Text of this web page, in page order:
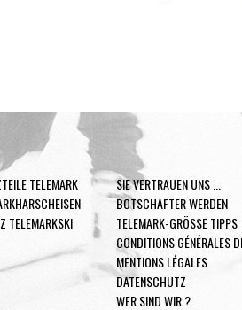
TELEMARK
TELEMARKSKI
SIE VERTRAUEN UNS ...
BOTSCHAFTER WERDEN
TELEMARK-GRÖSSE TIPPS
CONDITIONS GÉNÉRALES
MENTIONS LÉGALES
DATENSCHUTZ
WER SIND WIR ?